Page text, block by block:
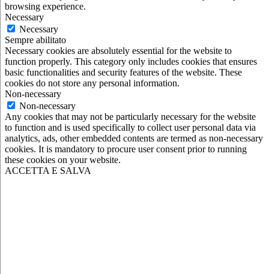
browsing experience.
Necessary
Necessary
Sempre abilitato
Necessary cookies are absolutely essential for the website to
function properly. This category only includes cookies that ensures
basic functionalities and security features of the website. These
cookies do not store any personal information.
Non-necessary
Non-necessary
Any cookies that may not be particularly necessary for the website
to function and is used specifically to collect user personal data via
analytics, ads, other embedded contents are termed as non-necessary
cookies. It is mandatory to procure user consent prior to running
these cookies on your website.
ACCETTA E SALVA